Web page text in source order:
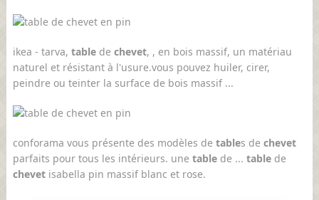
ikea - tarva, tablede chevet, , en bois massif, un matériau
naturel et résistant à l'usure.vous pouvez huiler, cirer,
peindre ou teinter la surface de bois massif ...
conforama vous présente des modèles de tables de chevet
parfaits pour tous les intérieurs. une tablede ... tablede
chevetisabella pin massif blanc et rose.